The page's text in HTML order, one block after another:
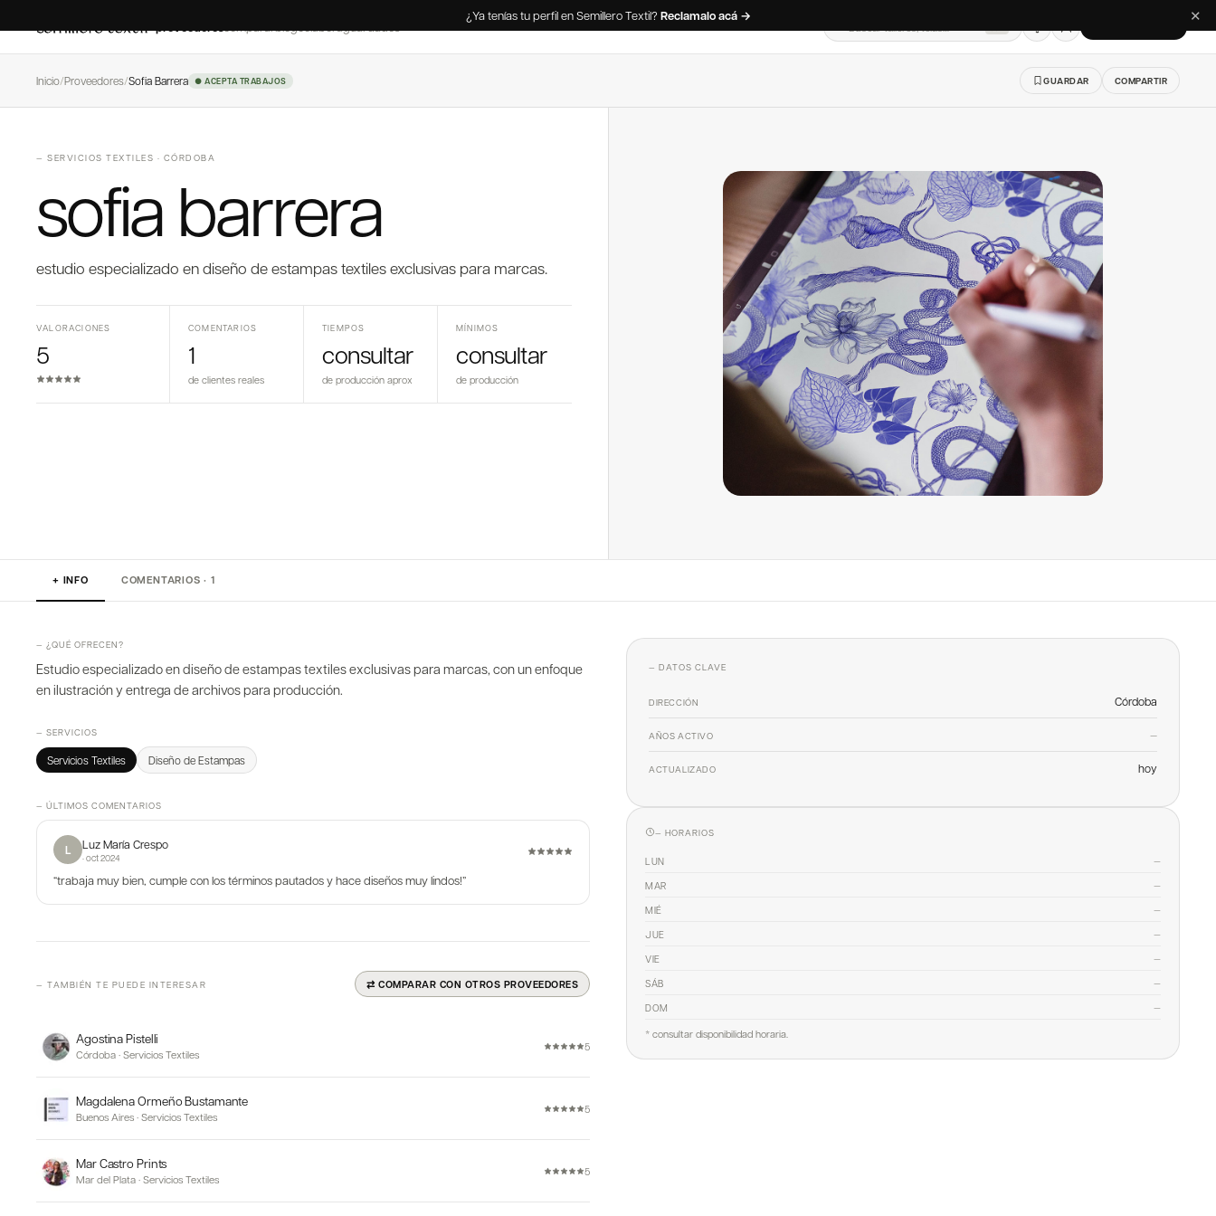
¿Ya tenías tu perfil en Semillero Textil? Reclamalo acá → ✕
Inicio/Proveedores/Sofia Barrera ● ACEPTA TRABAJOS GUARDAR COMPARTIR
— SERVICIOS TEXTILES · CÓRDOBA
sofia barrera
estudio especializado en diseño de estampas textiles exclusivas para marcas.
VALORACIONES
5
COMENTARIOS
1
de clientes reales
TIEMPOS
consultar
de producción aprox
MÍNIMOS
consultar
de producción
+ INFO COMENTARIOS · 1
— ¿QUÉ OFRECEN?
Estudio especializado en diseño de estampas textiles exclusivas para marcas, con un enfoque
en ilustración y entrega de archivos para producción.
— SERVICIOS
Servicios Textiles Diseño de Estampas
— ÚLTIMOS COMENTARIOS
L Luz María Crespo
·oct 2024
“trabaja muy bien, cumple con los términos pautados y hace diseños muy lindos!”
— TAMBIÉN TE PUEDE INTERESAR ⇄ COMPARAR CON OTROS PROVEEDORES
Agostina Pistelli
Córdoba · Servicios Textiles
5
Magdalena Ormeño Bustamante
Buenos Aires · Servicios Textiles
5
Mar Castro Prints
Mar del Plata · Servicios Textiles
5
— DATOS CLAVE
DIRECCIÓN Córdoba
AÑOS ACTIVO —
ACTUALIZADO hoy
— HORARIOS
LUN —
MAR —
MIÉ —
JUE —
VIE —
SÁB —
DOM —
* consultar disponibilidad horaria.